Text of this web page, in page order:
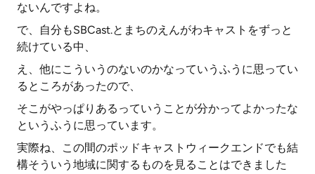
ないんですよね。
で、自分もSBCast.とまちのえんがわキャストをずっと
続けている中、
え、他にこういうのないのかなっていうふうに思ってい
るところがあったので、
そこがやっぱりあるっていうことが分かってよかったな
というふうに思っています。
実際ね、この間のポッドキャストウィークエンドでも結
構そういう地域に関するものを見ることはできました